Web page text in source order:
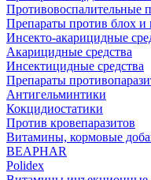
Препараты против блох и
Инсекто-акарицидные
Акарицидные средства
Инсектицидные средства
Препараты
Антигельминтики
Кокцидиостатики
Против кровепаразитов
Витамины, кормовые
BEAPHAR
Polidex